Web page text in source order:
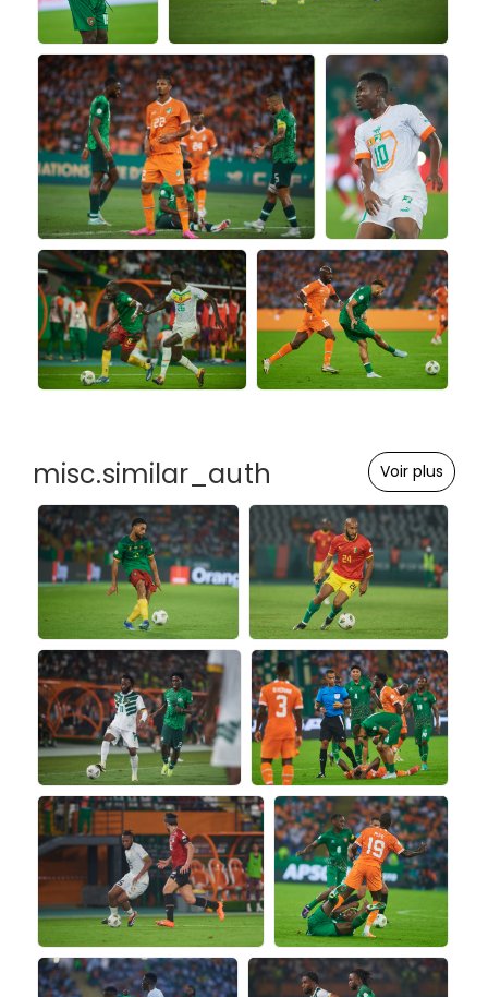
misc.similar_auth Voir plus